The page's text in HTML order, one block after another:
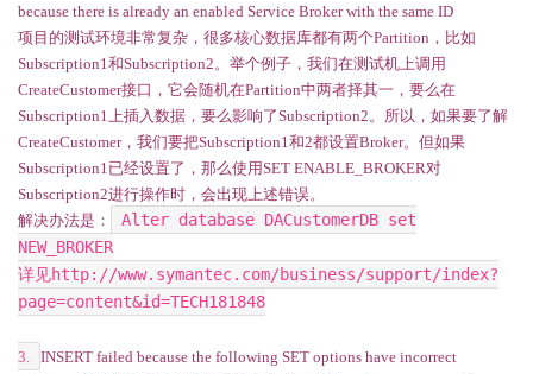
because there is already an enabled Service Broker with the same ID
项目的测试环境非常复杂，很多核心数据库都有两个Partition，比如
Subscription1和Subscription2。举个例子，我们在测试机上调用
CreateCustomer接口，它会随机在Partition中两者择其一，要么在
Subscription1上插入数据，要么影响了Subscription2。所以，如果要了解
CreateCustomer，我们要把Subscription1和2都设置Broker。但如果
Subscription1已经设置了，那么使用SET ENABLE_BROKER对
Subscription2进行操作时，会出现上述错误。
解决办法是：
Alter database DACustomerDB set
NEW_BROKER
详见http://www.symantec.com/business/support/index?
page=content&id=TECH181848
3.
INSERT failed because the following SET options have incorrect